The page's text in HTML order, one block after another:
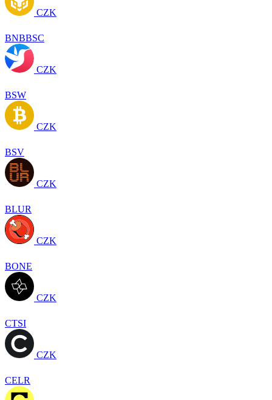
CZK
BNBBSC
CZK
BSW
CZK
BSV
CZK
BLUR
CZK
BONE
CZK
CTSI
CZK
CELR